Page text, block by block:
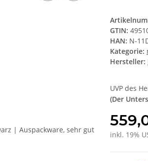
GTIN:
HAN: N-
Kategorie:
Hersteller:
UVP des
(Der
inkl. 19%